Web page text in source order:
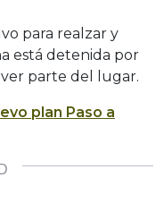
para realzar y
está detenida por
parte del lugar.
plan Paso a